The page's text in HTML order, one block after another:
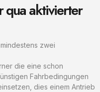
qua aktivierter
zwei
die eine schon
Fahrbedingungen
dies einem Antrieb